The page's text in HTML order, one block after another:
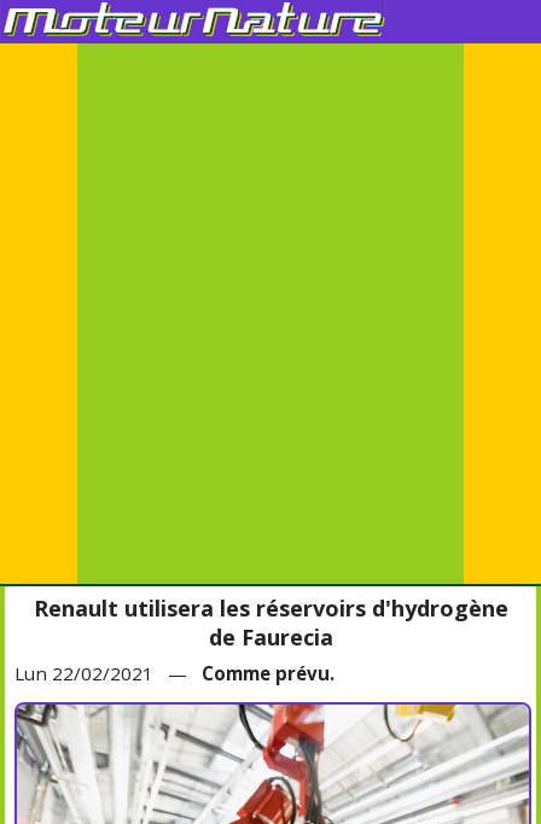
Renault utilisera les réservoirs d'hydrogène
de Faurecia
Lun 22/02/2021 — Comme prévu.